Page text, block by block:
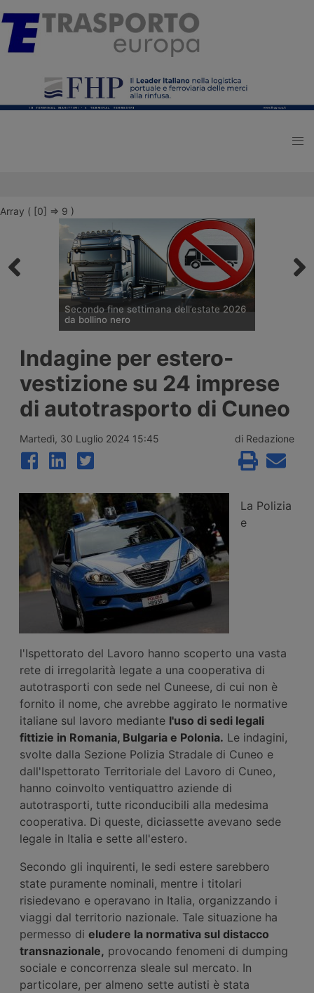
Array ( [0] => 9 )
Secondo fine settimana dell’estate 2026
da bollino nero
e potenziamento del personale Anas sulla
rete nazionale nel weekend che apre la
settimana di Ferragosto, con oltre 25
milioni di spostamenti attesi tra il 7 e il 9
agosto 2026.
Indagine per estero-
vestizione su 24 imprese
di autotrasporto di Cuneo
Martedì, 30 Luglio 2024 15:45 di Redazione
La Polizia
e
l'Ispettorato del Lavoro hanno scoperto una vasta
rete di irregolarità legate a una cooperativa di
autotrasporti con sede nel Cuneese, di cui non è
fornito il nome, che avrebbe aggirato le normative
italiane sul lavoro mediante l'uso di sedi legali
fittizie in Romania, Bulgaria e Polonia. Le indagini,
svolte dalla Sezione Polizia Stradale di Cuneo e
dall'Ispettorato Territoriale del Lavoro di Cuneo,
hanno coinvolto ventiquattro aziende di
autotrasporti, tutte riconducibili alla medesima
cooperativa. Di queste, diciassette avevano sede
legale in Italia e sette all'estero.
Secondo gli inquirenti, le sedi estere sarebbero
state puramente nominali, mentre i titolari
risiedevano e operavano in Italia, organizzando i
viaggi dal territorio nazionale. Tale situazione ha
permesso di eludere la normativa sul distacco
transnazionale, provocando fenomeni di dumping
sociale e concorrenza sleale sul mercato. In
particolare, per almeno sette autisti è stata